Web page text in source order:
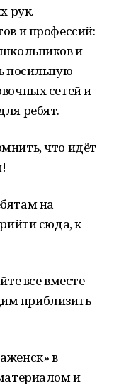
рук.
и профессий:
и
посильную
сетей и
ребят.
что идёт
на
сюда, к
все вместе
приблизить
в
и